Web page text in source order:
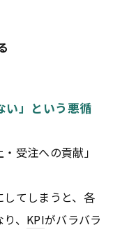
い」という悪循
受注への貢献」
てしまうと、各
、 KPIがバラバラ